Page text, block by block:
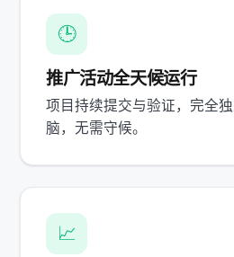
🕒
推广活动全天候运行
项目持续提交与验证，完全
脑，无需守候。
📈